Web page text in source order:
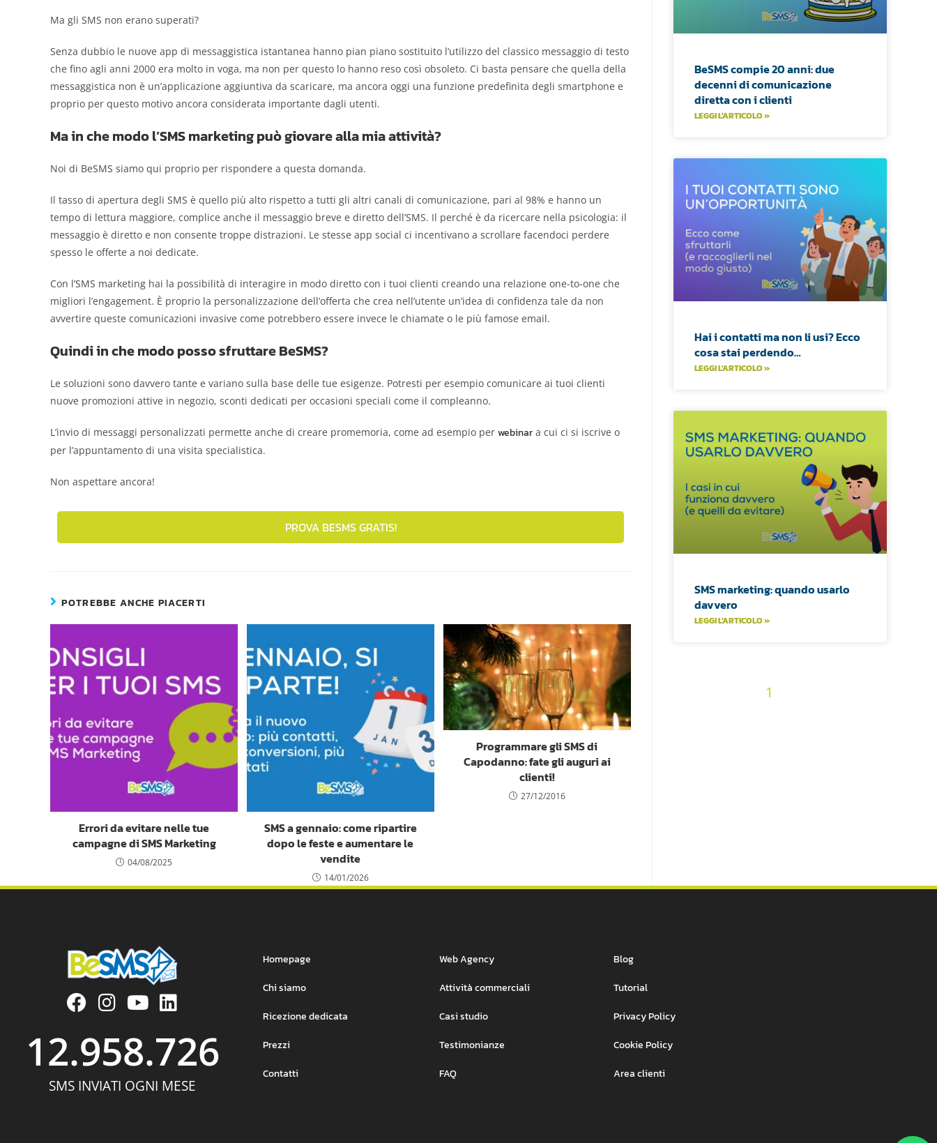
Ma gli SMS non erano superati?
Senza dubbio le nuove app di messaggistica istantanea hanno pian piano sostituito l’utilizzo del classico messaggio di testo
che fino agli anni 2000 era molto in voga, ma non per questo lo hanno reso così obsoleto. Ci basta pensare che quella della
messaggistica non è un’applicazione aggiuntiva da scaricare, ma ancora oggi una funzione predefinita degli smartphone e
proprio per questo motivo ancora considerata importante dagli utenti.
Ma in che modo l’SMS marketing può giovare alla mia attività?
Noi di BeSMS siamo qui proprio per rispondere a questa domanda.
Il tasso di apertura degli SMS è quello più alto rispetto a tutti gli altri canali di comunicazione, pari al 98% e hanno un
tempo di lettura maggiore, complice anche il messaggio breve e diretto dell’SMS. Il perché è da ricercare nella psicologia: il
messaggio è diretto e non consente troppe distrazioni. Le stesse app social ci incentivano a scrollare facendoci perdere
spesso le offerte a noi dedicate.
Con l’SMS marketing hai la possibilità di interagire in modo diretto con i tuoi clienti creando una relazione one-to-one che
migliori l’engagement. È proprio la personalizzazione dell’offerta che crea nell’utente un’idea di confidenza tale da non
avvertire queste comunicazioni invasive come potrebbero essere invece le chiamate o le più famose email.
Quindi in che modo posso sfruttare BeSMS?
Le soluzioni sono davvero tante e variano sulla base delle tue esigenze. Potresti per esempio comunicare ai tuoi clienti
nuove promozioni attive in negozio, sconti dedicati per occasioni speciali come il compleanno.
L’invio di messaggi personalizzati permette anche di creare promemoria, come ad esempio per webinar a cui ci si iscrive o
per l’appuntamento di una visita specialistica.
Non aspettare ancora!
PROVA BESMS GRATIS!
POTREBBE ANCHE PIACERTI
Errori da evitare nelle tue
campagne di SMS Marketing
04/08/2025
SMS a gennaio: come ripartire
dopo le feste e aumentare le
vendite
14/01/2026
Programmare gli SMS di
Capodanno: fate gli auguri ai
clienti!
27/12/2016
BeSMS compie 20 anni: due
decenni di comunicazione
diretta con i clienti
LEGGI L'ARTICOLO »
Hai i contatti ma non li usi? Ecco
cosa stai perdendo…
LEGGI L'ARTICOLO »
SMS marketing: quando usarlo
davvero
LEGGI L'ARTICOLO »
1
SMS INVIATI OGNI MESE
12.958.726
Homepage
Chi siamo
Ricezione dedicata
Prezzi
Contatti
Web Agency
Attività commerciali
Casi studio
Testimonianze
FAQ
Blog
Tutorial
Privacy Policy
Cookie Policy
Area clienti